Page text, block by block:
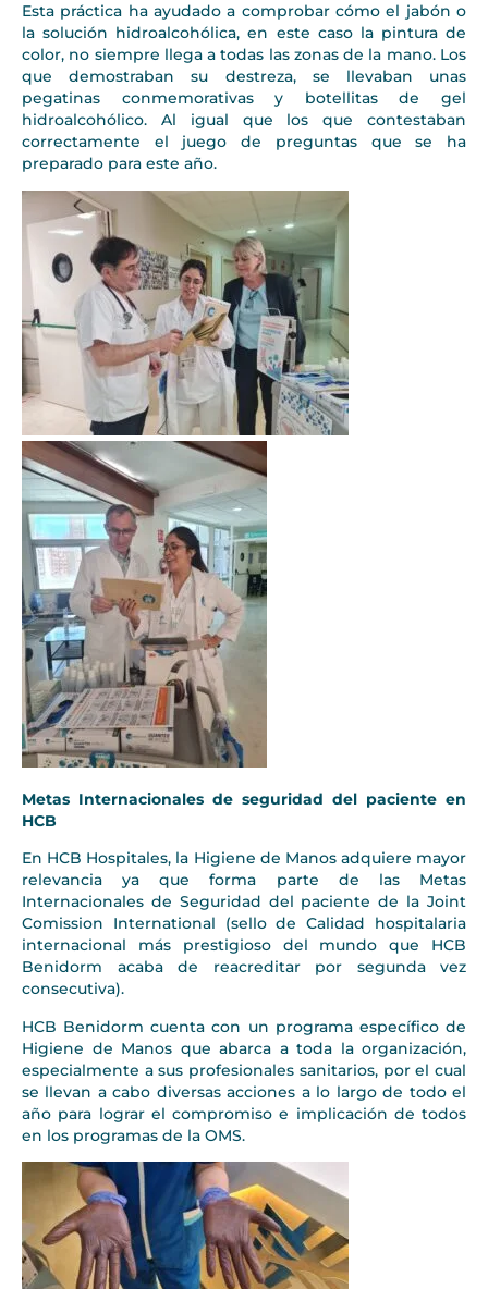
Esta práctica ha ayudado a comprobar cómo el jabón o
la solución hidroalcohólica, en este caso la pintura de
color, no siempre llega a todas las zonas de la mano. Los
que demostraban su destreza, se llevaban unas
pegatinas conmemorativas y botellitas de gel
hidroalcohólico. Al igual que los que contestaban
correctamente el juego de preguntas que se ha
preparado para este año.
Metas Internacionales de seguridad del paciente en
HCB
En HCB Hospitales, la Higiene de Manos adquiere mayor
relevancia ya que forma parte de las Metas
Internacionales de Seguridad del paciente de la Joint
Comission International (sello de Calidad hospitalaria
internacional más prestigioso del mundo que HCB
Benidorm acaba de reacreditar por segunda vez
consecutiva).
HCB Benidorm cuenta con un programa específico de
Higiene de Manos que abarca a toda la organización,
especialmente a sus profesionales sanitarios, por el cual
se llevan a cabo diversas acciones a lo largo de todo el
año para lograr el compromiso e implicación de todos
en los programas de la OMS.